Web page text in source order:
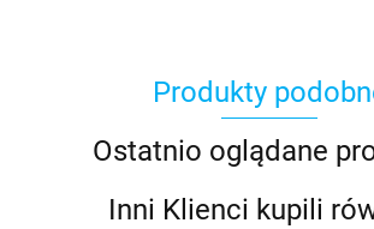
Produkty
Ostatnio oglądane
Inni Klienci kupili